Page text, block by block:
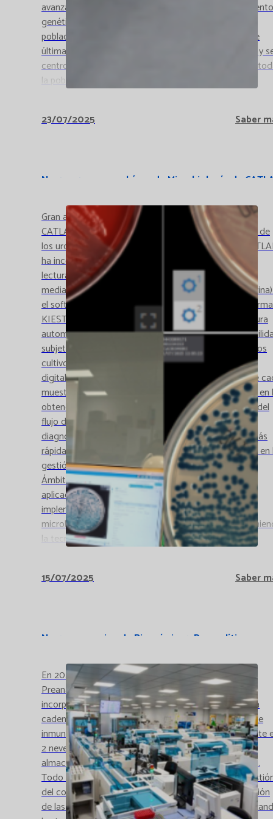
avanzadas tanto en el estudio como en el asesoramiento
genético a pacientes y familias. Esta ampliación de la
población permite disponer de los mejores equipos de
última generación, profesionales de alta capacitación y
centro de referencia en la medicina de precisión para
la población del Vallés Occidental Oeste.
23/07/2025 Saber
Nuevo avance en el área de Microbiología de
Gran avance en el Laboratorio de Microbiología de
CATLAB. Implementación de la lectura automatizada de
los urocultivos. El laboratorio de Microbiología de
ha incorporado un sistema de automatización para la
lectura de las placas de cultivo de orina (urocultivos),
mediante el sistema UCA (Aplicación de Cultivo de
el software Synapsys, integrados dentro de la plataforma
KIESTRA (BD). Beneficios clínicos y operativos 1.Lectura
automatizada y estandarizada Reducción de la
subjetiva + Mayor coherencia en la interpretación de los
cultivos 2. Eficiencia y trazabilidad mejoradas Gestión
digital de todo el proceso + Trazabilidad completa de
muestra 3. Tiempos de respuesta más cortos Avance en
obtención de resultados preliminares + Optimización del
flujo de trabajo microbiológico 4. Mejora en la calidad
diagnóstica Apoyo a la toma de decisiones clínicas más
rápidas y fundamentadas + • Especialmente relevante en
gestión empírica de las infecciones urinarias (ITU) 5.
Ámbito actual de aplicación Lectura automatizada
aplicada exclusivamente a los urocultivos Con esta
implementación, CATLAB sigue avanzando hacia una
microbiología más digitalizada, segura y eficiente,
la tecnología al servicio de la calidad asistencial.
15/07/2025 Saber
Nuevos espacios de Bioquímica y Preanalítica
En 2024 finalizamos el proyecto de mejora del área
Preanalítica y del core del área de Bioquímica
incorporando nuevos equipos preanalíticos, una nueva
cadena de análisis de técnicas espectrofotométricas e
inmunoquímicas, y un sistema postanalítico consistente
2 neveras automatizadas, con una capacidad de
almacenamiento de hasta 27.000 muestras cada una.
Todo esto ha permitido optimizar la producción y
del core, personalizando los flujos de trabajo y la gestión
de las muestras; aumentar la automatización,